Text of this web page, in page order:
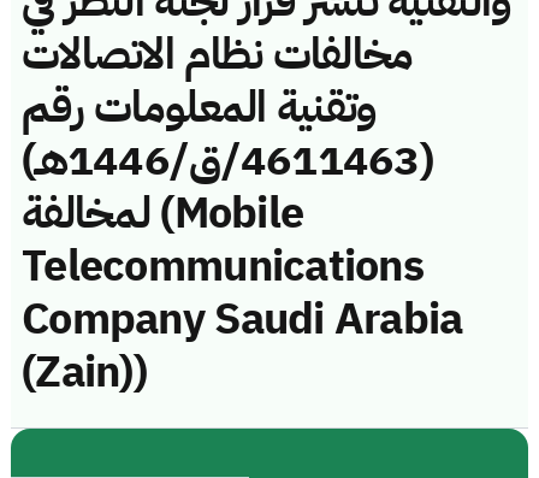
مخالفات نظام الاتصالات
وتقنية المعلومات رقم
(4611463/ق/1446هـ)
لمخالفة (Mobile
Telecommunications
Company Saudi Arabia
(Zain))